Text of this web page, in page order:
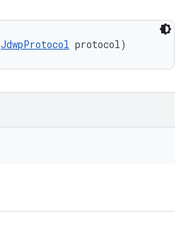
JdwpProtocol protocol)